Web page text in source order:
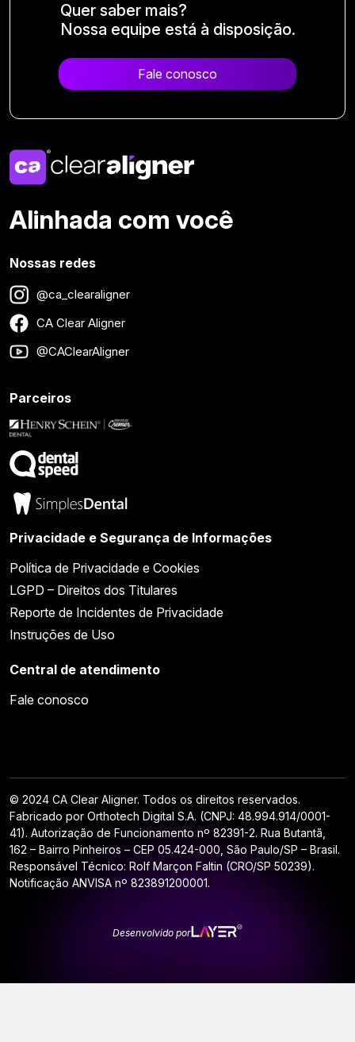
Quer saber mais?
Nossa equipe está à disposição.
Fale conosco
Alinhada com você
Nossas redes
@ca_clearaligner
CA Clear Aligner
@CAClearAligner
Parceiros
Privacidade e Segurança de Informações
Política de Privacidade e Cookies
LGPD – Direitos dos Titulares
Reporte de Incidentes de Privacidade
Instruções de Uso
Central de atendimento
Fale conosco
© 2024 CA Clear Aligner. Todos os direitos reservados.
Fabricado por Orthotech Digital S.A. (CNPJ: 48.994.914/0001-
41). Autorização de Funcionamento nº 82391-2. Rua Butantã,
162 – Bairro Pinheiros – CEP 05.424-000, São Paulo/SP – Brasil.
Responsável Técnico: Rolf Marçon Faltin (CRO/SP 50239).
Notificação ANVISA nº 823891200001.
Desenvolvido por